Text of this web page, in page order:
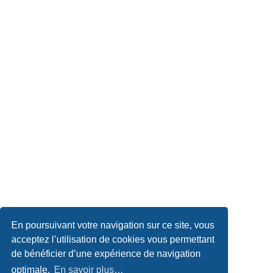
En poursuivant votre navigation sur ce site, vous
acceptez l’utilisation de cookies vous permettant
de bénéficier d’une expérience de navigation
optimale. En savoir plus…